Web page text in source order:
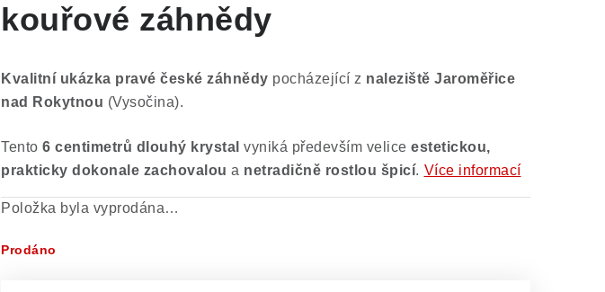
kouřové záhnědy
Kvalitní ukázka pravé české záhnědy pocházející z naleziště Jaroměřice
nad Rokytnou (Vysočina).
Tento 6 centimetrů dlouhý krystal vyniká především velice estetickou,
prakticky dokonale zachovalou a netradičně rostlou špicí. Více informací
Položka byla vyprodána…
Prodáno